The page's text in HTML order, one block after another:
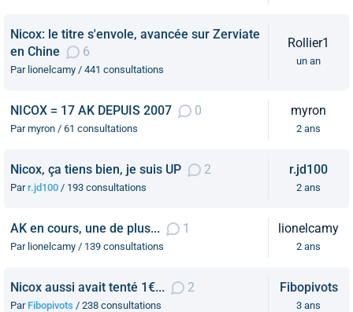
Nicox: le titre s'envole, avancée sur Zerviate
en Chine
6
Par lionelcamy / 441 consultations
Rollier1
un an
NICOX = 17 AK DEPUIS 2007 0
Par myron / 61 consultations
myron
2 ans
Nicox, ça tiens bien, je suis UP 2
Parr.jd100 / 193 consultations
r.jd100
2 ans
AK en cours, une de plus... 1
Par lionelcamy / 139 consultations
lionelcamy
2 ans
Nicox aussi avait tenté 1€... 2
Par Fibopivots / 238 consultations
Fibopivots
3 ans